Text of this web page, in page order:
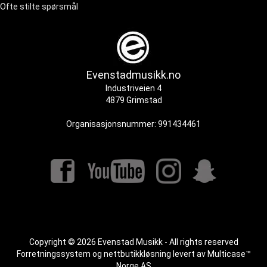
Ofte stilte spørsmål
Evenstadmusikk.no
Industriveien 4
4879 Grimstad
Organisasjonsnummer: 991434461
Copyright © 2026 Evenstad Musikk - All rights reserved
Forretningssystem og nettbutikkløsning levert av Multicase™